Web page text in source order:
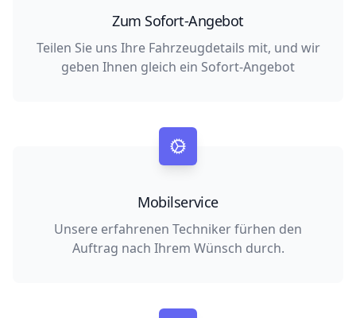
Zum Sofort-Angebot
Teilen Sie uns Ihre Fahrzeugdetails mit, und wir
geben Ihnen gleich ein Sofort-Angebot
Mobilservice
Unsere erfahrenen Techniker fürhen den
Auftrag nach Ihrem Wünsch durch.